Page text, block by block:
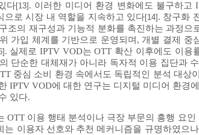
다[13] . 이러한 미디어 환경 변화에도 불구하고
으로 시장 내 역할을 지속하고 있다[14] . 창구화
조의 재구성과 기능적 분화를 촉진하는 과정으
가입 체계를 기반으로 운영되며, 개별 결제
. 실제로 IPTV VOD는 OTT 확산 이후에도 이용
단순한 대체재가 아니라 독자적 이용 집단과
중심 소비 환경 속에서도 독립적인 분석 대
IPTV VOD에 대한 연구는 디지털 미디어 환경
있다.
OTT 이용 행태 분석이나 극장 부문의 흥행 요
는 이용자 선호와 추천 메커니즘을 규명하였으